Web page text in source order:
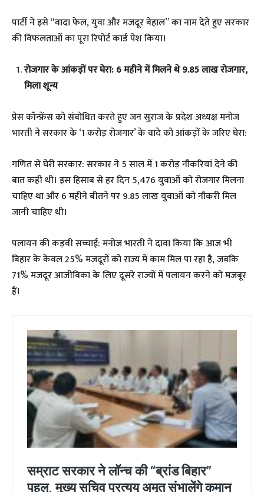
पार्टी ने इसे “वादा फेल, युवा और मजदूर बेहाल” का नाम देते हुए सरकार
की विफलताओं का पूरा रिपोर्ट कार्ड पेश किया।
रोजगार के आंकड़ों पर घेरा: 6 महीने में मिलने थे 9.85 लाख रोजगार,
मिला शून्य
प्रेस कॉन्फ्रेंस को संबोधित करते हुए जन सुराज के प्रदेश अध्यक्ष मनोज
भारती ने सरकार के ‘1 करोड़ रोजगार’ के वादे को आंकड़ों के जरिए घेरा:
गणित से घेरी सरकार: सरकार ने 5 साल में 1 करोड़ नौकरियां देने की
बात कही थी। इस हिसाब से हर दिन 5,476 युवाओं को रोजगार मिलना
चाहिए था और 6 महीने बीतने पर 9.85 लाख युवाओं को नौकरी मिल
जानी चाहिए थी।
पलायन की कड़वी सच्चाई: मनोज भारती ने दावा किया कि आज भी
बिहार के केवल 25% मजदूरों को राज्य में काम मिल पा रहा है, जबकि
71% मजदूर आजीविका के लिए दूसरे राज्यों में पलायन करने को मजबूर
हैं।